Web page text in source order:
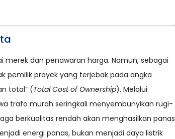
dan penawaran harga. Namun, sebagai
pemilik proyek yang terjebak pada angka
total” (Total Cost of Ownership). Melalui
trafo murah seringkali menyembunyikan rugi-
berkualitas rendah akan menghasilkan panas
energi panas, bukan menjadi daya listrik